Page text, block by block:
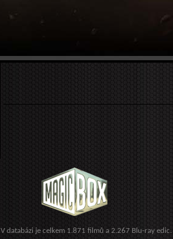
V databázi je celkem 1.871 filmů a 2.267 Blu-ray edic.